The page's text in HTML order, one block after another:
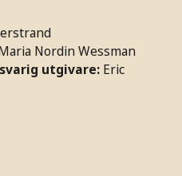
Nordin Wessman
utgivare: Eric